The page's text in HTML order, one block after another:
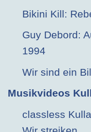
Bikini Kill:
Guy Debord:
1994
Wir sind ein
Musikvideos
classless